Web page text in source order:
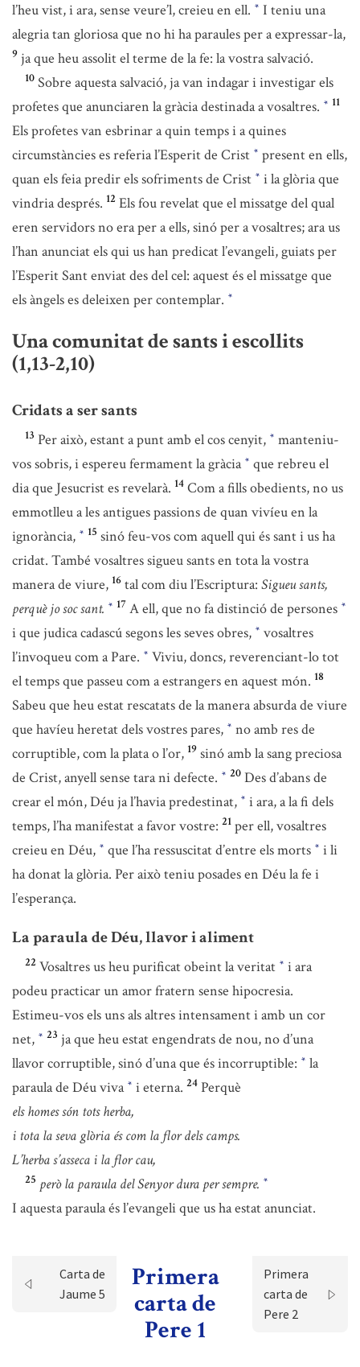
l’heu vist, i ara, sense veure’l, creieu en ell. * I teniu una
alegria tan gloriosa que no hi ha paraules per a expressar-la,
9 ja que heu assolit el terme de la fe: la vostra salvació.
10 Sobre aquesta salvació, ja van indagar i investigar els
profetes que anunciaren la gràcia destinada a vosaltres. * 11
Els profetes van esbrinar a quin temps i a quines
circumstàncies es referia l’Esperit de Crist * present en ells,
quan els feia predir els sofriments de Crist * i la glòria que
vindria després. 12 Els fou revelat que el missatge del qual
eren servidors no era per a ells, sinó per a vosaltres; ara us
l’han anunciat els qui us han predicat l’evangeli, guiats per
l’Esperit Sant enviat des del cel: aquest és el missatge que
els àngels es deleixen per contemplar. *
Una comunitat de sants i escollits
(1,13-2,10)
Cridats a ser sants
13 Per això, estant a punt amb el cos cenyit, * manteniu-
vos sobris, i espereu fermament la gràcia * que rebreu el
dia que Jesucrist es revelarà. 14 Com a fills obedients, no us
emmotlleu a les antigues passions de quan vivíeu en la
ignorància, * 15 sinó feu-vos com aquell qui és sant i us ha
cridat. També vosaltres sigueu sants en tota la vostra
manera de viure, 16 tal com diu l’Escriptura: Sigueu sants,
perquè jo soc sant. * 17 A ell, que no fa distinció de persones *
i que judica cadascú segons les seves obres, * vosaltres
l’invoqueu com a Pare. * Viviu, doncs, reverenciant-lo tot
el temps que passeu com a estrangers en aquest món. 18
Sabeu que heu estat rescatats de la manera absurda de viure
que havíeu heretat dels vostres pares, * no amb res de
corruptible, com la plata o l’or, 19 sinó amb la sang preciosa
de Crist, anyell sense tara ni defecte. * 20 Des d’abans de
crear el món, Déu ja l’havia predestinat, * i ara, a la fi dels
temps, l’ha manifestat a favor vostre: 21 per ell, vosaltres
creieu en Déu, * que l’ha ressuscitat d’entre els morts * i li
ha donat la glòria. Per això teniu posades en Déu la fe i
l’esperança.
La paraula de Déu, llavor i aliment
22 Vosaltres us heu purificat obeint la veritat * i ara
podeu practicar un amor fratern sense hipocresia.
Estimeu-vos els uns als altres intensament i amb un cor
net, * 23 ja que heu estat engendrats de nou, no d’una
llavor corruptible, sinó d’una que és incorruptible: * la
paraula de Déu viva * i eterna. 24 Perquè
els homes són tots herba,
i tota la seva glòria és com la flor dels camps.
L’herba s’asseca i la flor cau,
25 però la paraula del Senyor dura per sempre. *
I aquesta paraula és l’evangeli que us ha estat anunciat.
Carta de
Jaume 5
Primera
carta de
Pere 1
Primera
carta de
Pere 2